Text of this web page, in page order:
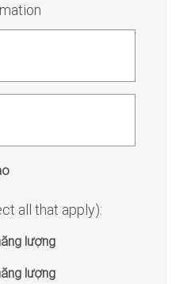
all that apply):
lượng
lượng